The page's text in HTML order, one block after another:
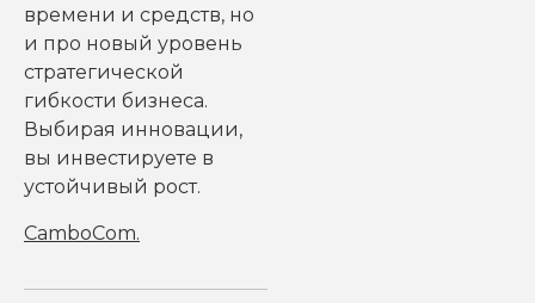
времени и средств, но
и про новый уровень
стратегической
гибкости бизнеса.
Выбирая инновации,
вы инвестируете в
устойчивый рост.
CamboCom.